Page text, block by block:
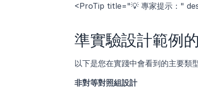
<ProTip title="💡 專家提示："
準實驗設計範例
以下是您在實踐中會看到的主要類
非對等對照組設計